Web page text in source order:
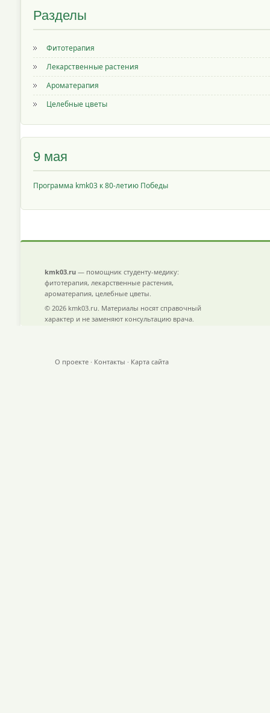
Разделы
Фитотерапия
Лекарственные растения
Ароматерапия
Целебные цветы
9 мая
Программа kmk03 к 80-летию Победы
kmk03.ru — помощник студенту-медику:
фитотерапия, лекарственные растения,
ароматерапия, целебные цветы.
© 2026 kmk03.ru. Материалы носят справочный
характер и не заменяют консультацию врача.
О проекте · Контакты · Карта сайта